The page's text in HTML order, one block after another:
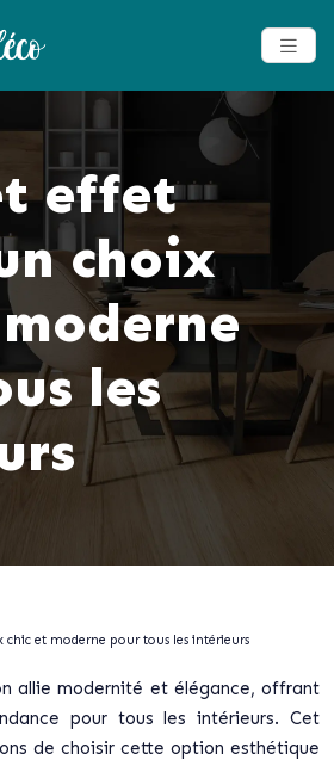
effet
choix
les
et moderne pour tous les intérieurs
allie modernité et élégance, offrant
pour tous les intérieurs. Cet
de choisir cette option esthétique